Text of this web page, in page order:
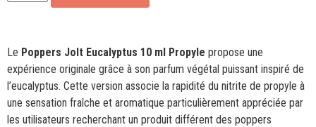
Le Poppers Jolt Eucalyptus 10 ml Propyle propose une
expérience originale grâce à son parfum végétal puissant inspiré de
l’eucalyptus. Cette version associe la rapidité du nitrite de propyle à
une sensation fraîche et aromatique particulièrement appréciée par
les utilisateurs recherchant un produit différent des poppers